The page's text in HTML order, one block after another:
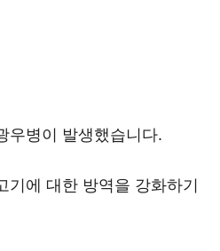
우병이 발생했습니다.
기에 대한 방역을 강화하기